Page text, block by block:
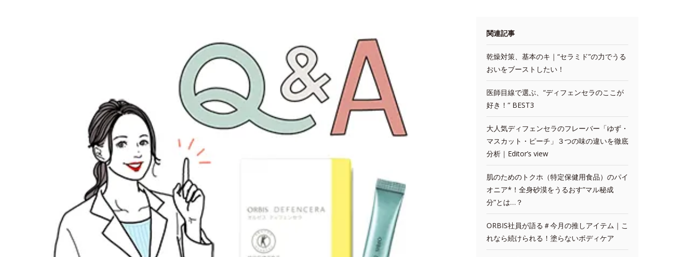
関連記事
乾燥対策、基本のキ｜“セラミド”の力でうる
おいをブーストしたい！
医師目線で選ぶ、“ディフェンセラのここが
好き！” BEST3
大人気ディフェンセラのフレーバー「ゆず・
マスカット・ピーチ」３つの味の違いを徹底
分析｜Editor’s view
肌のためのトクホ（特定保健用食品）のパイ
オニア*！全身砂漠をうるおす”マル秘成
分”とは…？
ORBIS社員が語る＃今月の推しアイテム｜こ
れなら続けられる！塗らないボディケア